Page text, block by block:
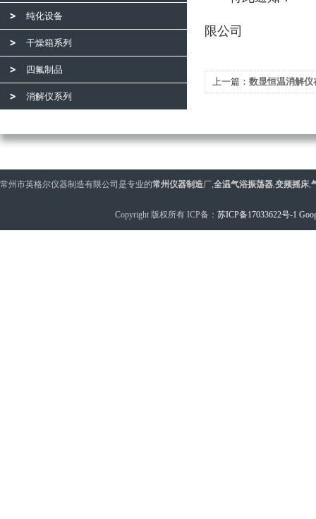
纯化设备
干燥箱系列
四氟制品
消解仪系列
限公司
上一篇： 数显恒温消解
常州市英格尔仪器制造有限公司是专业的常州仪器制造厂,全温气浴振荡器,变频摇床,
Copyright 版权所有 ICP备： 苏ICP备17033622号-1